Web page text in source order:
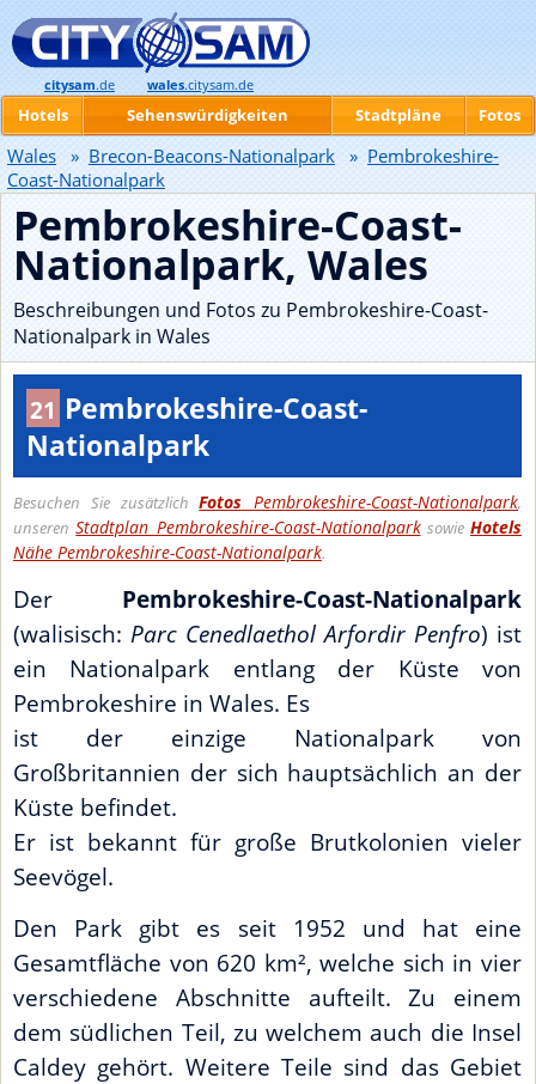
Pembrokeshire-Coast-
Nationalpark, Wales
Beschreibungen und Fotos zu Pembrokeshire-Coast-
Nationalpark in Wales
21 Pembrokeshire-Coast-
Nationalpark
Besuchen Sie zusätzlichFotos Pembrokeshire-Coast-Nationalpark,
unserenStadtplan Pembrokeshire-Coast-Nationalparksowie Hotels
Nähe Pembrokeshire-Coast-Nationalpark.
Der Pembrokeshire-Coast-Nationalpark
(walisisch: Parc Cenedlaethol Arfordir Penfro) ist
ein Nationalpark entlang der Küste von
Pembrokeshire in Wales. Es
ist der einzige Nationalpark von
Großbritannien der sich hauptsächlich an der
Küste befindet.
Er ist bekannt für große Brutkolonien vieler
Seevögel.
Den Park gibt es seit 1952 und hat eine
Gesamtfläche von 620 km², welche sich in vier
verschiedene Abschnitte aufteilt. Zu einem
dem südlichen Teil, zu welchem auch die Insel
Caldey gehört. Weitere Teile sind das Gebiet
citysam.de wales.citysam.de
Hotels Sehenswürdigkeiten Stadtpläne Fotos
Wales » Brecon-Beacons-Nationalpark » Pembrokeshire-
Coast-Nationalpark